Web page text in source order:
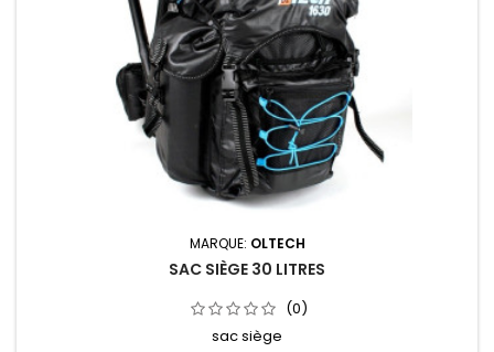
MARQUE: OLTECH
SAC SIÈGE 30 LITRES
(0)
sac siège